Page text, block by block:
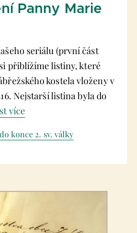
Panny Marie
seriálu (první část
přiblížíme listiny, které
kostela vloženy v
Nejstarší listina byla do
více
konce 2. sv. války